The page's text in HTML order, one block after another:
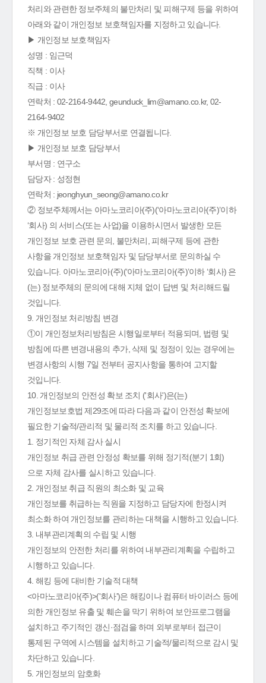
처리와 관련한 정보주체의 불만처리 및 피해구제 등을 위하여
아래와 같이 개인정보 보호책임자를 지정하고 있습니다.
▶ 개인정보 보호책임자
성명 : 임근덕
직책 : 이사
직급 : 이사
연락처 : 02-2164-9442, geunduck_lim@amano.co.kr, 02-
2164-9402
※ 개인정보 보호 담당부서로 연결됩니다.
▶ 개인정보 보호 담당부서
부서명 : 연구소
담당자 : 성정현
연락처 : jeonghyun_seong@amano.co.kr
② 정보주체께서는 아마노코리아(주)(‘아마노코리아(주)’이하
‘회사) 의 서비스(또는 사업)을 이용하시면서 발생한 모든
개인정보 보호 관련 문의, 불만처리, 피해구제 등에 관한
사항을 개인정보 보호책임자 및 담당부서로 문의하실 수
있습니다. 아마노코리아(주)(‘아마노코리아(주)’이하 ‘회사) 은
(는) 정보주체의 문의에 대해 지체 없이 답변 및 처리해드릴
것입니다.
9. 개인정보 처리방침 변경
①이 개인정보처리방침은 시행일로부터 적용되며, 법령 및
방침에 따른 변경내용의 추가, 삭제 및 정정이 있는 경우에는
변경사항의 시행 7일 전부터 공지사항을 통하여 고지할
것입니다.
10. 개인정보의 안전성 확보 조치 ('회사')은(는)
개인정보보호법 제29조에 따라 다음과 같이 안전성 확보에
필요한 기술적/관리적 및 물리적 조치를 하고 있습니다.
1. 정기적인 자체 감사 실시
개인정보 취급 관련 안정성 확보를 위해 정기적(분기 1회)
으로 자체 감사를 실시하고 있습니다.
2. 개인정보 취급 직원의 최소화 및 교육
개인정보를 취급하는 직원을 지정하고 담당자에 한정시켜
최소화 하여 개인정보를 관리하는 대책을 시행하고 있습니다.
3. 내부관리계획의 수립 및 시행
개인정보의 안전한 처리를 위하여 내부관리계획을 수립하고
시행하고 있습니다.
4. 해킹 등에 대비한 기술적 대책
<아마노코리아(주)>('회사')은 해킹이나 컴퓨터 바이러스 등에
의한 개인정보 유출 및 훼손을 막기 위하여 보안프로그램을
설치하고 주기적인 갱신·점검을 하며 외부로부터 접근이
통제된 구역에 시스템을 설치하고 기술적/물리적으로 감시 및
차단하고 있습니다.
5. 개인정보의 암호화